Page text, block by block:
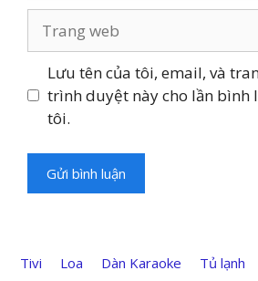
web
Lưu tên của tôi, email, và
trình duyệt này cho lần bình
tôi.
Tivi Loa Dàn Karaoke Tủ lạnh